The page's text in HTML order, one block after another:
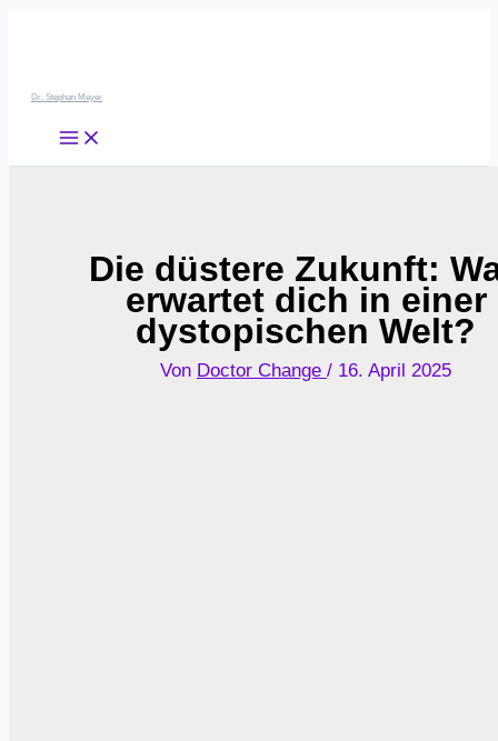
Dr. Stephan Meyer
Die düstere Zukunft:
erwartet dich in einer
dystopischen Welt?
Von Doctor Change / 16. April 2025